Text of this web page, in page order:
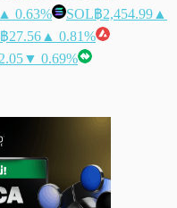
▲ 0.63% SOL฿2,454.99 ▲
฿27.56 ▲ 0.81%
▼ 0.69%